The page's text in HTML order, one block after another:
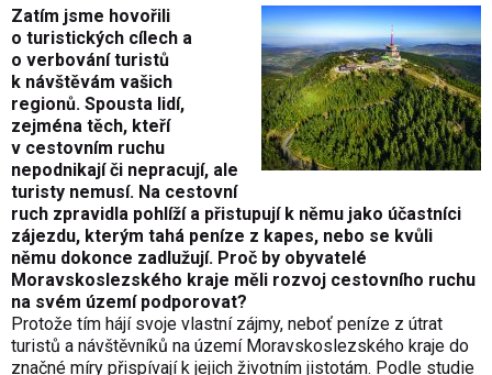
Zatím jsme hovořili
o turistických cílech a
o verbování turistů
k návštěvám vašich
regionů. Spousta lidí,
zejména těch, kteří
v cestovním ruchu
nepodnikají či nepracují, ale
turisty nemusí. Na cestovní
ruch zpravidla pohlíží a přistupují k němu jako účastníci
zájezdu, kterým tahá peníze z kapes, nebo se kvůli
němu dokonce zadlužují. Proč by obyvatelé
Moravskoslezského kraje měli rozvoj cestovního ruchu
na svém území podporovat?
Protože tím hájí svoje vlastní zájmy, neboť peníze z útrat
turistů a návštěvníků na území Moravskoslezského kraje do
značné míry přispívají k jejich životním jistotám. Podle studie